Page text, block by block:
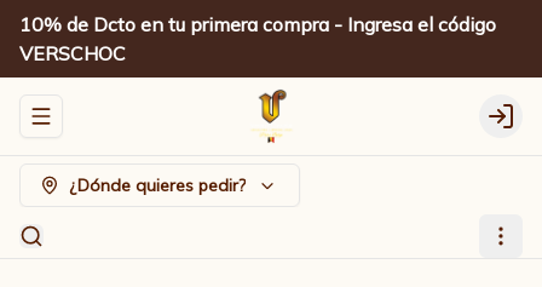
10% de Dcto en tu primera compra - Ingresa el código
VERSCHOC
Abrir menu de navegación Login
¿Dónde quieres pedir?